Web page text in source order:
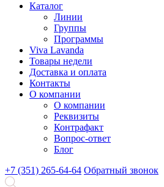
Каталог
Линии
Группы
Программы
Viva Lavanda
Товары недели
Доставка и оплата
Контакты
О компании
О компании
Реквизиты
Контрафакт
Вопрос-ответ
Блог
+7 (351) 265-64-64 Обратный звонок